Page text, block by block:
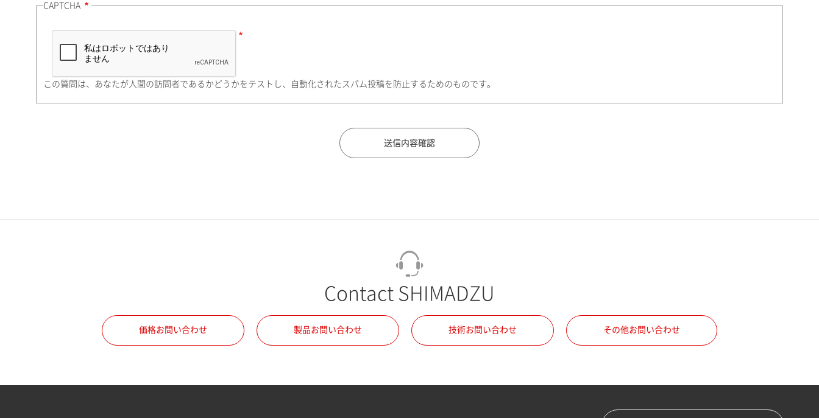
町名・番地（勤務先）
所属部署
CAPTCHA
この質問は、あなたが人間の訪問者であるかどうかをテストし、自動化されたスパム投稿を防止するためのものです。
Contact SHIMADZU
価格お問い合わせ 製品お問い合わせ 技術お問い合わせ その他お問い合わせ